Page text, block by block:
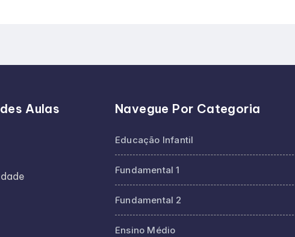
Aulas Navegue Por Categoria
Educação Infantil
Fundamental 1
Fundamental 2
Ensino Médio